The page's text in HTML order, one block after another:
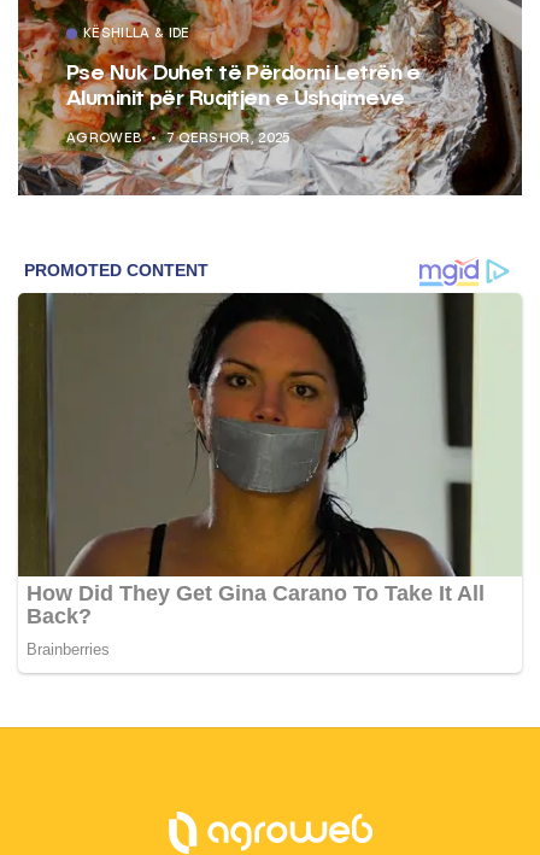
KËSHILLA & IDE
Pse Nuk Duhet të Përdorni Letrën e
Aluminit për Ruajtjen e Ushqimeve
AGROWEB 7 QERSHOR, 2025